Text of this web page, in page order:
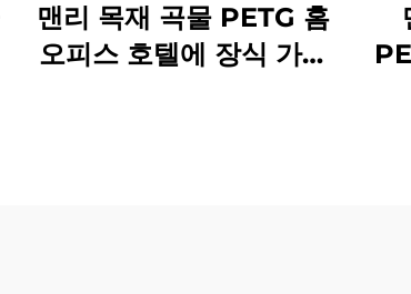
맨리 목재 곡물 PETG 홈
오피스 호텔에 장식 가구